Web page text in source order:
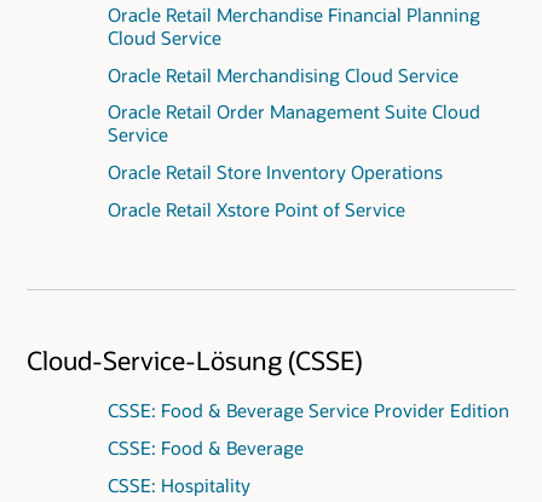
Oracle Retail Merchandise Financial Planning
Cloud Service
Oracle Retail Merchandising Cloud Service
Oracle Retail Order Management Suite Cloud
Service
Oracle Retail Store Inventory Operations
Oracle Retail Xstore Point of Service
Cloud-Service-Lösung (CSSE)
CSSE: Food & Beverage Service Provider Edition
CSSE: Food & Beverage
CSSE: Hospitality